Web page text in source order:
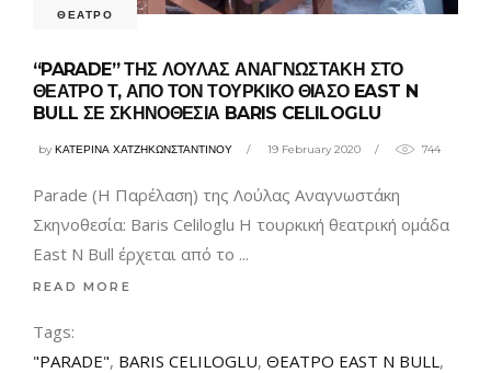
ΘΕΑΤΡΟ
“PARADE” ΤΗΣ ΛΟΥΛΑΣ ΑΝΑΓΝΩΣΤΑΚΗ ΣΤΟ
ΘΕΑΤΡΟ Τ, ΑΠΟ ΤΟΝ ΤΟΥΡΚΙΚΟ ΘΙΑΣΟ EAST N
BULL ΣΕ ΣΚΗΝΟΘΕΣΙΑ BARIS CELILOGLU
byΚΑΤΕΡΙΝΑ ΧΑΤΖΗΚΩΝΣΤΑΝΤΙΝΟΥ 19 February 2020 744
Parade (Η Παρέλαση) της Λούλας Αναγνωστάκη
Σκηνοθεσία: Baris Celiloglu H τουρκική θεατρική ομάδα
East N Bull έρχεται από το
READ MORE
Tags:
"PARADE", BARIS CELILOGLU, ΘΕΑΤΡΟ EAST N BULL,